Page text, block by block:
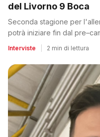
del Livorno 9 Boca
Seconda stagione per
potrà iniziare fin dal
Interviste 2 min di lettura